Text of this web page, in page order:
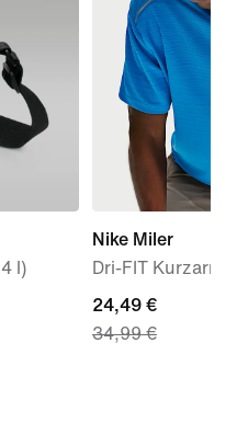
l)
Nike Miler
Dri-FIT
current
price
24,49 €
34,99 €